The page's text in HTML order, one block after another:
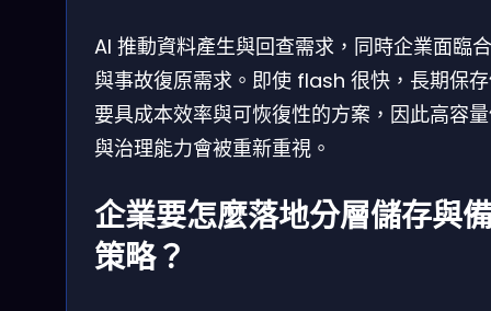
AI 推動資料產生與回查需求，同時企業面臨
與事故復原需求。即使 flash 很快，長期保
要具成本效率與可恢復性的方案，因此高容
與治理能力會被重新重視。
企業要怎麼落地分層儲存與
策略？